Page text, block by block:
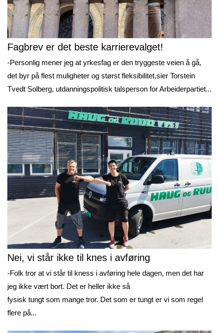
Fagbrev er det beste karrierevalget!
-Personlig mener jeg at yrkesfag er den tryggeste veien å gå,
det byr på flest muligheter og størst fleksibilitet,sier Torstein
Tvedt Solberg, utdanningspolitisk talsperson for Arbeiderpartiet...
Nei, vi står ikke til knes i avføring
-Folk tror at vi står til kness i avføring hele dagen, men det har
jeg ikke vært bort. Det er heller ikke så
fysisk tungt som mange tror. Det som er tungt er vi som regel
flere på...